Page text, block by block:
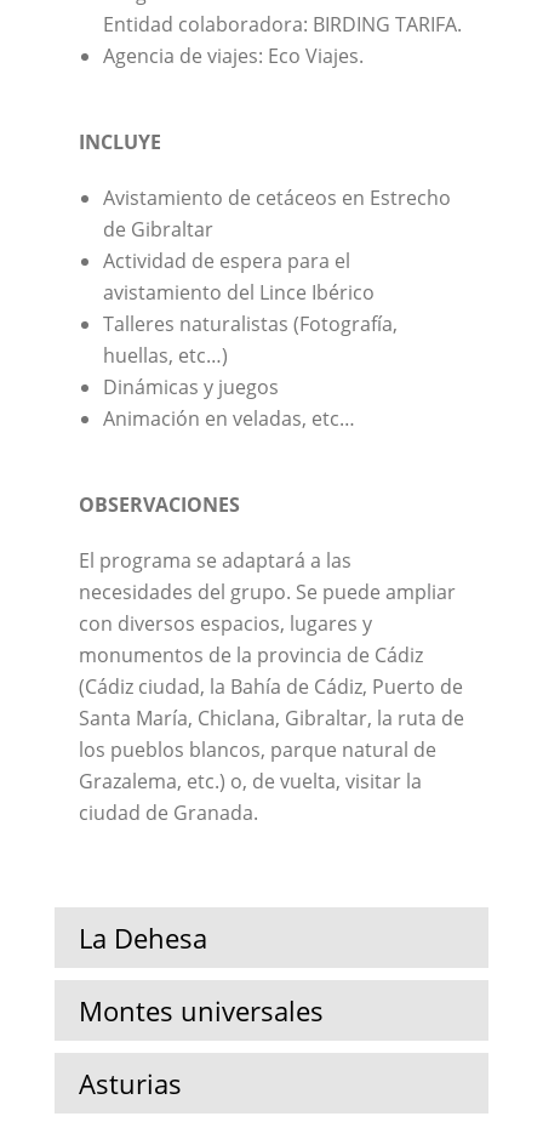
Entidad colaboradora: BIRDING TARIFA.
Agencia de viajes: Eco Viajes.
INCLUYE
Avistamiento de cetáceos en Estrecho
de Gibraltar
Actividad de espera para el
avistamiento del Lince Ibérico
Talleres naturalistas (Fotografía,
huellas, etc…)
Dinámicas y juegos
Animación en veladas, etc…
OBSERVACIONES
El programa se adaptará a las
necesidades del grupo. Se puede ampliar
con diversos espacios, lugares y
monumentos de la provincia de Cádiz
(Cádiz ciudad, la Bahía de Cádiz, Puerto de
Santa María, Chiclana, Gibraltar, la ruta de
los pueblos blancos, parque natural de
Grazalema, etc.) o, de vuelta, visitar la
ciudad de Granada.
La Dehesa
Montes universales
Asturias